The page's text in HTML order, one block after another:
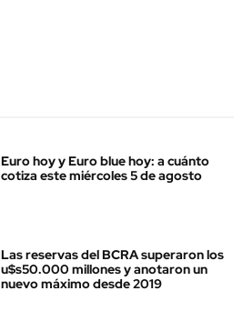
Euro hoy y Euro blue hoy: a cuánto
cotiza este miércoles 5 de agosto
Las reservas del BCRA superaron los
u$s50.000 millones y anotaron un
nuevo máximo desde 2019